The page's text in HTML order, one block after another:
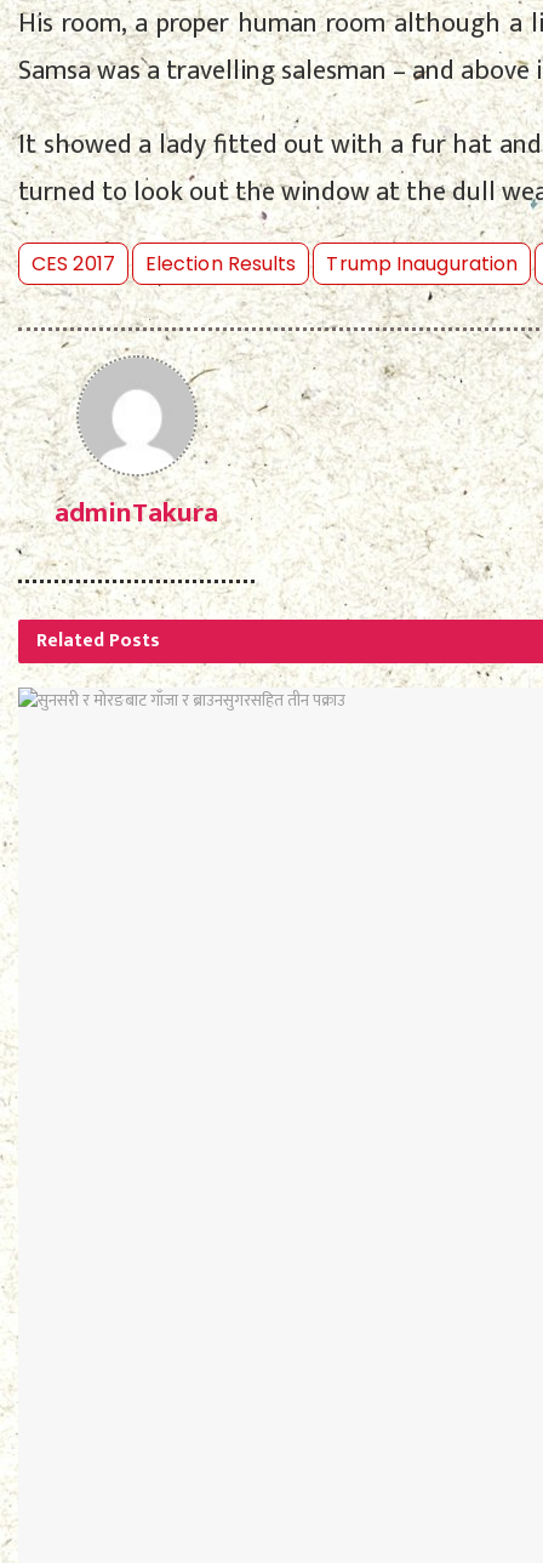
His room, a proper human room although
Samsa was a travelling salesman – and
It showed a lady fitted out with a fur hat
turned to look out the window at the dull
CES 2017 Election Results Trump Inauguration
adminTakura
RelatedPosts